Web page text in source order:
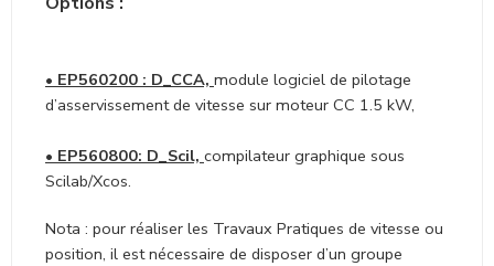
• EP560200 : D_CCA, module logiciel de pilotage
d’asservissement de vitesse sur moteur CC 1.5 kW,
• EP560800: D_Scil, compilateur graphique sous
Scilab/Xcos.
Nota : pour réaliser les Travaux Pratiques de vitesse ou
position, il est nécessaire de disposer d’un groupe